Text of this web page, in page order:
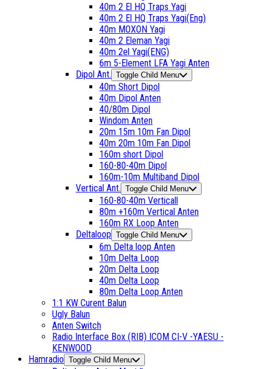
40m 2 El HQ Traps Yagi
40m 2 El HQ Traps Yagi(Eng)
40m MOXON Yagi
40m 2 Eleman Yagi
40m 2el Yagi(ENG)
6m 5-Element LFA Yagi Anten
Dipol Ant. Toggle Child Menu
40m Short Dipol
40m Dipol Anten
40/80m Dipol
Windom Anten
20m 15m 10m Fan Dipol
40m 20m 10m Fan Dipol
160m short Dipol
160-80-40m Dipol
160m-10m Multiband Dipol
Vertical Ant. Toggle Child Menu
160-80-40m Verticall
80m +160m Vertical Anten
160m RX Loop Anten
Deltaloop Toggle Child Menu
6m Delta loop Anten
10m Delta Loop
20m Delta Loop
40m Delta Loop
80m Delta Loop Anten
1:1 KW Curent Balun
Ugly Balun
Anten Switch
Radio Interface Box (RIB) ICOM CI-V -YAESU -
KENWOOD
Hamradio Toggle Child Menu